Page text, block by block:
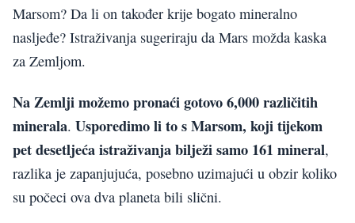
Marsom? Da li on također krije bogato mineralno
nasljeđe? Istraživanja sugeriraju da Mars možda kaska
za Zemljom.
Na Zemlji možemo pronaći gotovo 6,000 različitih
minerala. Usporedimo li to s Marsom, koji tijekom
pet desetljeća istraživanja bilježi samo 161 mineral,
razlika je zapanjujuća, posebno uzimajući u obzir koliko
su počeci ova dva planeta bili slični.